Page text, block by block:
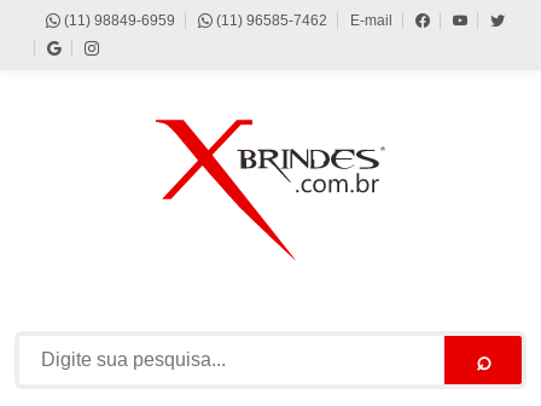
(11) 98849-6959 (11) 96585-7462 E-mail
⌕